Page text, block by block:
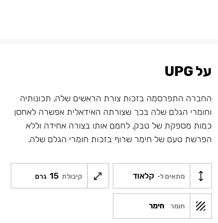
על UPG
החברה התפרסמה בזכות צורת הראשים שלה, תכונותיה
וחומרי הגלם שלה בכך שצורתה האידאלית אפשרה לאחסן
כמות מספקת של טבק, לחמם אותו בצורה אחידה וללא
הפרשת טעם של חימר שרוף בזכות חומרי הגלם שלה.
מתאים ל- קלאוד קיבולת 15 גרם
חומר חימר